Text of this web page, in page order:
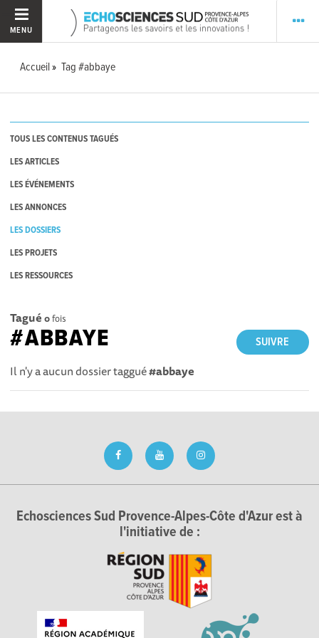
MENU
Accueil Tag #abbaye
TOUS LES CONTENUS TAGUÉS
LES ARTICLES
LES ÉVÉNEMENTS
LES ANNONCES
LES DOSSIERS
LES PROJETS
LES RESSOURCES
Tagué 0fois
SUIVRE
#ABBAYE
Il n'y a aucun dossier taggué#abbaye
Echosciences Sud Provence-Alpes-Côte d'Azur est à
l'initiative de :